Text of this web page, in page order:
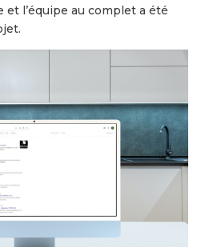
l’équipe au complet a été